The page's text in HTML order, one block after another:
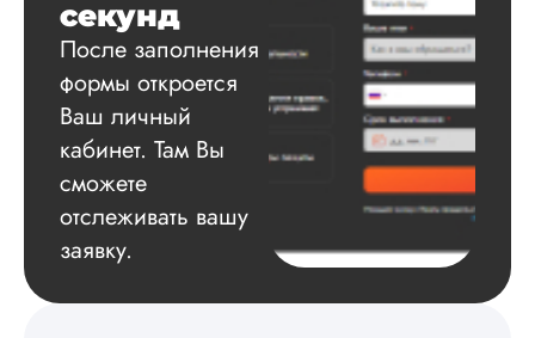
оформил и провел
подробное
экспериментов,
которые сам же и
провел. Спасибо
содействие, буду и
дальше заказывать
работы здесь.
секунд
После заполнения
формы откроется
Ваш личный
кабинет. Там Вы
сможете
отслеживать вашу
заявку.